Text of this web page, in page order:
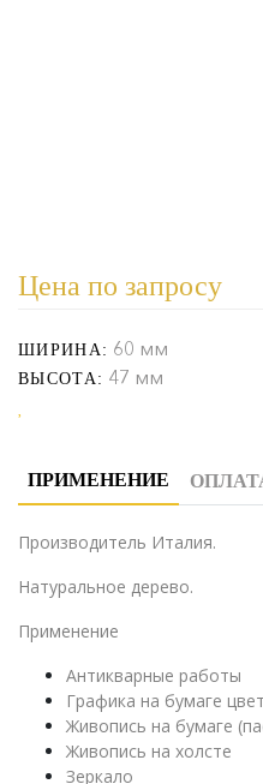
Цена по запросу
ШИРИНА: 60 мм
ВЫСОТА: 47 мм
ПРИМЕНЕНИЕ
Производитель Италия.
Натуральное дерево.
Применение
Антикварные работы
Графика на бумаге
Живопись на бумаге
Живопись на холсте
Зеркало